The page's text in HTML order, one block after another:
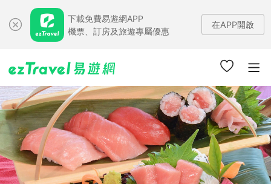
下載免費易遊網APP
機票、訂房及旅遊專屬優惠
在APP開啟